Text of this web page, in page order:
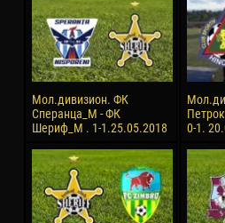
Мол.дивизион. ФК
Сперанца_М - ФК
Шериф_М . 1-1.25.05.2018
0-1.